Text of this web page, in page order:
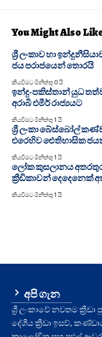
You Might Also
ශ්‍රී ලංකාව හා
ජය පරාජයෙන් තොරයි
කියවීමට මිනිත්තු 0 යි
ඉන්දු-පකිස්තාන් යුධ
අරාබි එමීර් රාජ්‍යයට
කියවීමට මිනිත්තු 1 යි
ශ්‍රී ලංකා බේස්බෝල්
එරෙහිව ඓතිහාසික
කියවීමට මිනිත්තු 1 යි
ලෝක කුසලානය
ක්‍රීඩිකාවන් දෙදෙනෙක්
කියවීමට මිනිත්තු 1 යි
අපි ගැන
ශ්‍රී ලංකාවේ නවතම ක්‍රීඩා
දේශීය ක්‍රීඩා ඉසව්,